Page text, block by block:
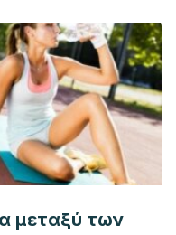
μεταξύ των